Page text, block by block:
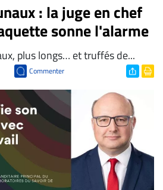
: la juge en chef
sonne l'alarme
plus longs… et truffés de...
Commenter